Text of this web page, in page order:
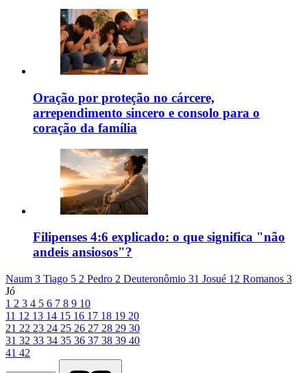
Oração por proteção no cárcere,
arrependimento sincero e consolo para o
coração da família
Filipenses 4:6 explicado: o que significa "não
andeis ansiosos"?
Naum 3 Tiago 5 2 Pedro 2 Deuteronômio 31 Josué 12 Romanos 3
Jó
1 2 3 4 5 6 7 8 9 10
11 12 13 14 15 16 17 18 19 20
21 22 23 24 25 26 27 28 29 30
31 32 33 34 35 36 37 38 39 40
41 42